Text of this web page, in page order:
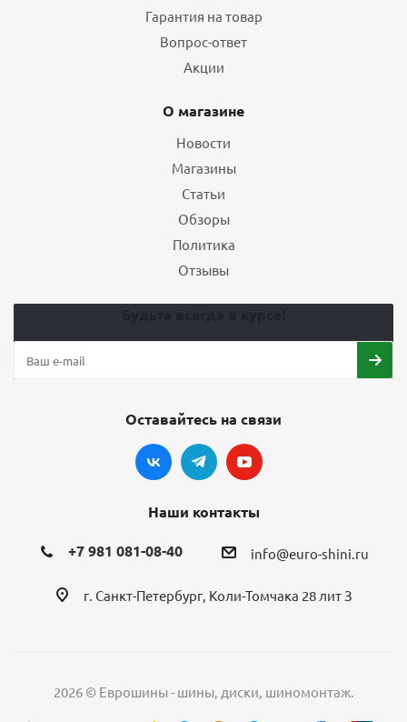
Гарантия на товар
Вопрос-ответ
Акции
О магазине
Новости
Магазины
Статьи
Обзоры
Политика
Отзывы
Оставайтесь на связи
Наши контакты
+7 981 081-08-40 info@euro-shini.ru
г. Санкт-Петербург, Коли-Томчака 28 лит З
2026 © Еврошины - шины, диски, шиномонтаж.